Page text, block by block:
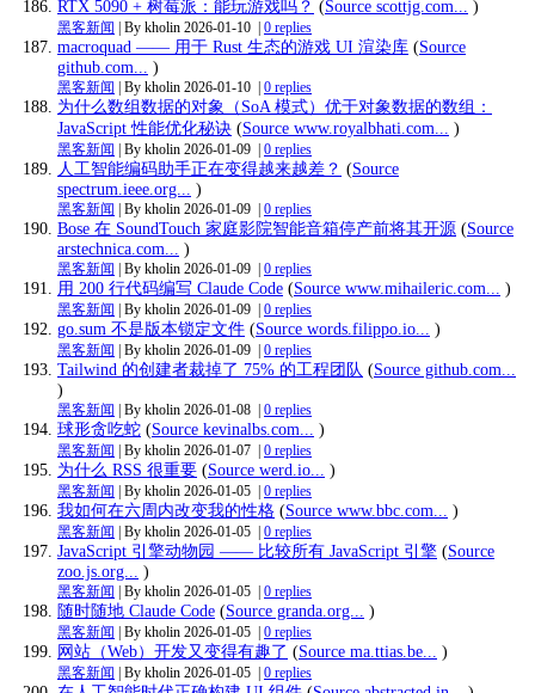
RTX 5090 + 树莓派：能玩游戏吗？ (Source scottjg.com... )
黑客新闻 | By kholin 2026-01-10 0 replies
macroquad —— 用于 Rust 生态的游戏 UI 渲染库 (Source
github.com...
)
黑客新闻 | By kholin 2026-01-10 0 replies
为什么数组数据的对象（SoA 模式）优于对象数据的数组：
JavaScript 性能优化秘诀 (Source www.royalbhati.com... )
黑客新闻 | By kholin 2026-01-09 0 replies
人工智能编码助手正在变得越来越差？ (Source
spectrum.ieee.org...
)
黑客新闻 | By kholin 2026-01-09 0 replies
Bose 在 SoundTouch 家庭影院智能音箱停产前将其开源 (Source
arstechnica.com...
)
黑客新闻 | By kholin 2026-01-09 0 replies
用 200 行代码编写 Claude Code (Source www.mihaileric.com... )
黑客新闻 | By kholin 2026-01-09 0 replies
go.sum 不是版本锁定文件 (Source words.filippo.io... )
黑客新闻 | By kholin 2026-01-09 0 replies
Tailwind 的创建者裁掉了 75% 的工程团队 (Source github.com...
)
黑客新闻 | By kholin 2026-01-08 0 replies
球形贪吃蛇 (Source kevinalbs.com... )
黑客新闻 | By kholin 2026-01-07 0 replies
为什么 RSS 很重要 (Source werd.io... )
黑客新闻 | By kholin 2026-01-05 0 replies
我如何在六周内改变我的性格 (Source www.bbc.com... )
黑客新闻 | By kholin 2026-01-05 0 replies
JavaScript 引擎动物园 —— 比较所有 JavaScript 引擎 (Source
zoo.js.org...
)
黑客新闻 | By kholin 2026-01-05 0 replies
随时随地 Claude Code (Source granda.org... )
黑客新闻 | By kholin 2026-01-05 0 replies
网站（Web）开发又变得有趣了 (Source ma.ttias.be... )
黑客新闻 | By kholin 2026-01-05 0 replies